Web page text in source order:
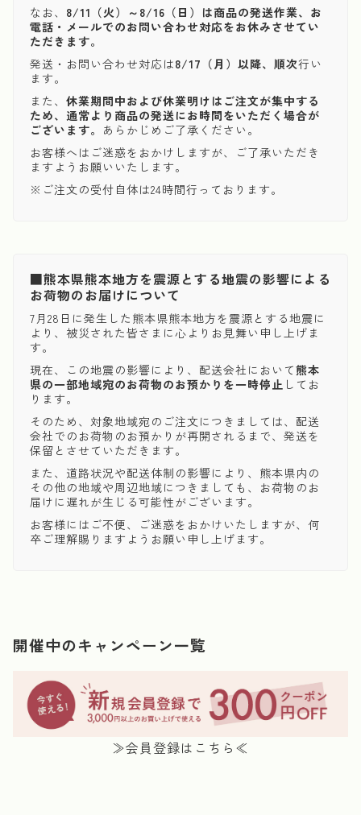
なお、 8/11（火）～8/16（日）は商品の発送作業、お
電話・メールでのお問い合わせ対応をお休みさせてい
ただきます。
発送・お問い合わせ対応は8/17（月）以降、順次行い
ます。
また、 休業期間中および休業明けはご注文が集中する
ため、通常より商品の発送にお時間をいただく場合が
ございます。 あらかじめご了承ください。
お客様へはご迷惑をおかけしますが、ご了承いただき
ますようお願いいたします。
※ご注文の受付自体は24時間行っております。
■熊本県熊本地方を震源とする地震の影響による
お荷物のお届けについて
7月28日に発生した熊本県熊本地方を震源とする地震に
より、被災された皆さまに心よりお見舞い申し上げま
す。
現在、この地震の影響により、配送会社において熊本
県の一部地域宛のお荷物のお預かりを一時停止 してお
ります。
そのため、対象地域宛のご注文につきましては、配送
会社でのお荷物のお預かりが再開されるまで、発送を
保留とさせていただきます。
また、道路状況や配送体制の影響により、熊本県内の
その他の地域や周辺地域につきましても、お荷物のお
届けに遅れが生じる可能性がございます。
お客様にはご不便、ご迷惑をおかけいたしますが、何
卒ご理解賜りますようお願い申し上げます。
開催中のキャンペーン一覧
≫会員登録はこちら≪